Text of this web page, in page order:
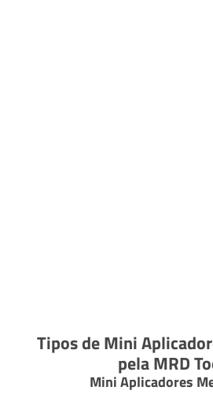
Tipos de Mini
pela MRD
Mini Aplicadores